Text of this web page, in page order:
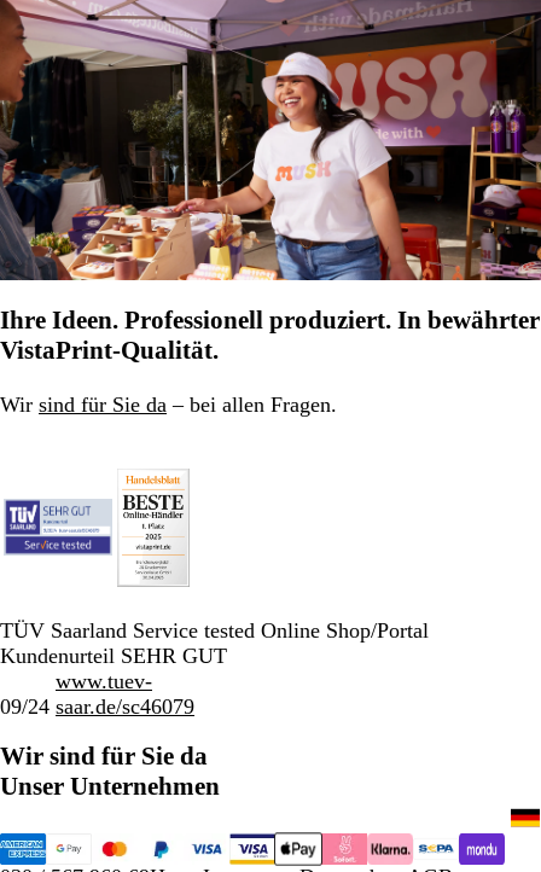
Ihre Ideen. Professionell produziert. In bewährter
VistaPrint-Qualität.
Wir sind für Sie da – bei allen Fragen.
TÜV Saarland Service tested Online Shop/Portal
Kundenurteil SEHR GUT
09/24
www.tuev-
saar.de/sc46079
Wir sind für Sie da
Unser Unternehmen